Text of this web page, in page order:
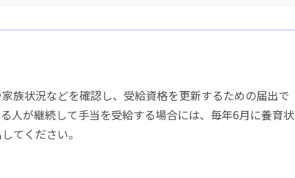
族状況などを確認し、受給資格を更新するための届出で
人が継続して手当を受給する場合には、毎年6月に養育状
てください。